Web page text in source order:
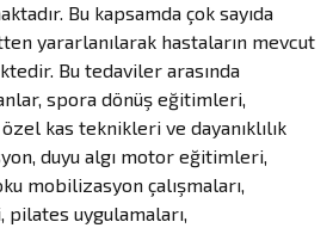
Bu kapsamda çok sayıda
yararlanılarak hastaların mevcut
Bu tedaviler arasında
spora dönüş eğitimleri,
kas teknikleri ve dayanıklılık
duyu algı motor eğitimleri,
mobilizasyon çalışmaları,
uygulamaları,